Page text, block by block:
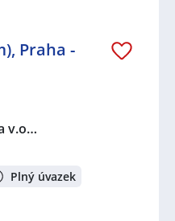
Praha -
v.o…
Plný úvazek